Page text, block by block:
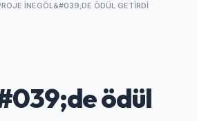
İNEGÖL&#039;DE ÖDÜL GETIRDI
ödül